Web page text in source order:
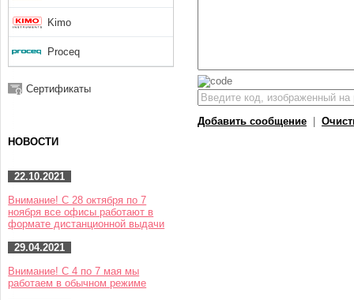
Добавить сообщение
Kimo
Proceq
Сертификаты
НОВОСТИ
22.10.2021
Внимание! С 28 октября по 7
ноября все офисы работают в
формате дистанционной выдачи
29.04.2021
Внимание! С 4 по 7 мая мы
работаем в обычном режиме